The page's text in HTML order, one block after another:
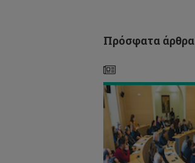
Πρόσφατα άρθρα
Φοιτητών/
τριών